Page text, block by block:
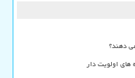
دهند؟
های اولویت دار